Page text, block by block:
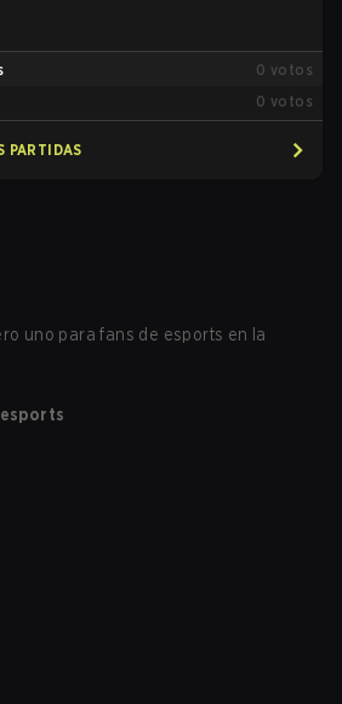
0 votos
0 votos
PARTIDAS
uno para fans de esports en la